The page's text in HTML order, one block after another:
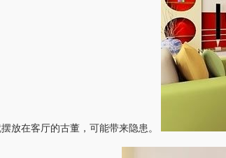
放在客厅的古董，可能带来隐患。